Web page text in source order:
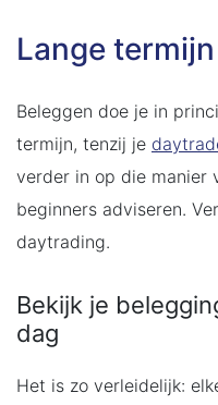
Lange
Beleggen doe je in
termijn, tenzij je
verder in op die manier
beginners adviseren.
daytrading.
Bekijk je
dag
Het is zo verleidelijk: